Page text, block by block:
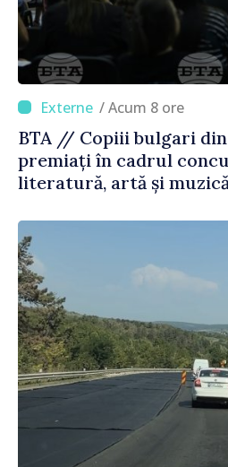
/ Acum 8 ore
BTA // Copiii bulgari
premiați în cadrul
literatură, artă și
Străinătate